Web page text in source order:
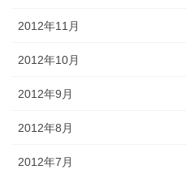
2012年11月
2012年10月
2012年9月
2012年8月
2012年7月